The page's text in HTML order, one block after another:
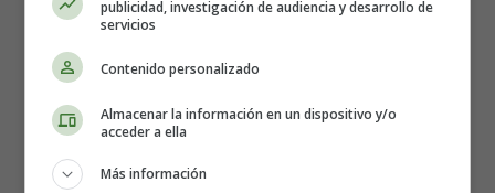
Elaboración paso a paso:
besugo, asegurándote de retirar todas las escamas y
publicidad, investigación de audiencia y desarrollo de
servicios
Contenido personalizado
Almacenar la información en un dispositivo y/o
acceder a ella
Más información